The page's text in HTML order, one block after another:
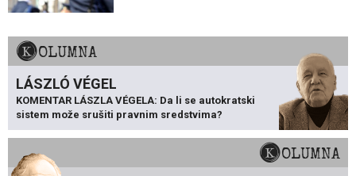
KOLUMNA
LÁSZLÓ VÉGEL
KOMENTAR LÁSZLA VÉGELA: Da li se autokratski
sistem može srušiti pravnim sredstvima?
KOLUMNA